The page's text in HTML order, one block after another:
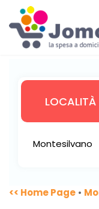
<< Home Page •